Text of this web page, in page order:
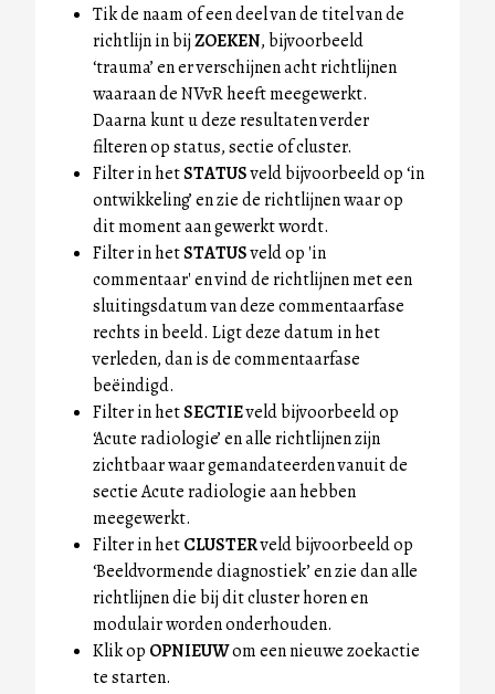
Tik de naam of een deel van de titel van de
richtlijn in bijZOEKEN, bijvoorbeeld
‘trauma’ en er verschijnen acht richtlijnen
waaraan de NVvR heeft meegewerkt.
Daarna kunt u deze resultaten verder
filteren op status, sectie of cluster.
Filter in hetSTATUSveld bijvoorbeeld op ‘in
ontwikkeling’ en zie de richtlijnen waar op
dit moment aan gewerkt wordt.
Filter in hetSTATUSveld op 'in
commentaar' en vind de richtlijnen met een
sluitingsdatum van deze commentaarfase
rechts in beeld. Ligt deze datum in het
verleden, dan is de commentaarfase
beëindigd.
Filter in hetSECTIEveld bijvoorbeeld op
‘Acute radiologie’ en alle richtlijnen zijn
zichtbaar waar gemandateerden vanuit de
sectie Acute radiologie aan hebben
meegewerkt.
Filter in hetCLUSTERveld bijvoorbeeld op
‘Beeldvormende diagnostiek’ en zie dan alle
richtlijnen die bij dit cluster horen en
modulair worden onderhouden.
Klik op OPNIEUWom een nieuwe zoekactie
te starten.